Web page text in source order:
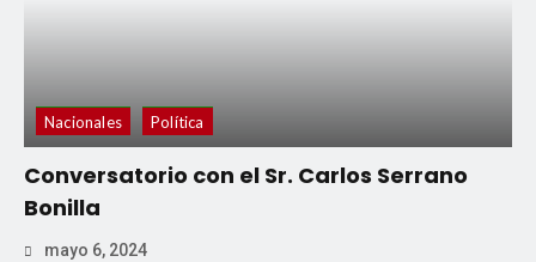
Nacionales Política
Conversatorio con el Sr. Carlos Serrano
Bonilla
mayo 6, 2024